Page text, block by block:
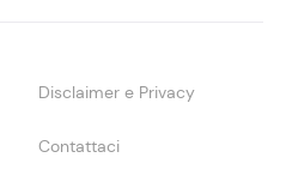
Disclaimer e Privacy
Contattaci